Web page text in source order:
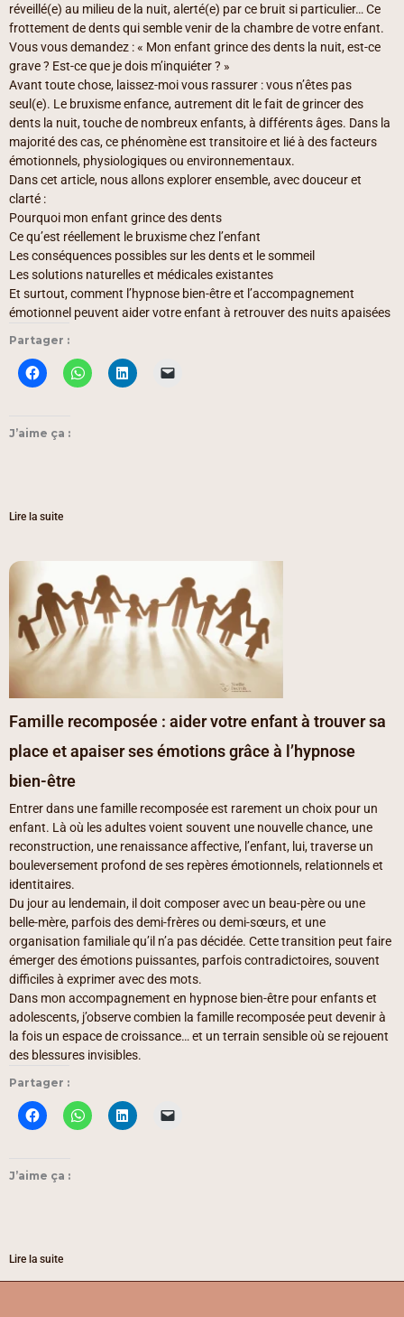
réveillé(e) au milieu de la nuit, alerté(e) par ce bruit si particulier… Ce
frottement de dents qui semble venir de la chambre de votre enfant.
Vous vous demandez : « Mon enfant grince des dents la nuit, est-ce
grave ? Est-ce que je dois m’inquiéter ? »
Avant toute chose, laissez-moi vous rassurer : vous n’êtes pas
seul(e). Le bruxisme enfance, autrement dit le fait de grincer des
dents la nuit, touche de nombreux enfants, à différents âges. Dans la
majorité des cas, ce phénomène est transitoire et lié à des facteurs
émotionnels, physiologiques ou environnementaux.
Dans cet article, nous allons explorer ensemble, avec douceur et
clarté :
Pourquoi mon enfant grince des dents
Ce qu’est réellement le bruxisme chez l’enfant
Les conséquences possibles sur les dents et le sommeil
Les solutions naturelles et médicales existantes
Et surtout, comment l’hypnose bien-être et l’accompagnement
émotionnel peuvent aider votre enfant à retrouver des nuits apaisées
Partager :
J’aime ça :
Lire la suite
Famille recomposée : aider votre enfant à trouver sa
place et apaiser ses émotions grâce à l’hypnose
bien-être
Entrer dans une famille recomposée est rarement un choix pour un
enfant. Là où les adultes voient souvent une nouvelle chance, une
reconstruction, une renaissance affective, l’enfant, lui, traverse un
bouleversement profond de ses repères émotionnels, relationnels et
identitaires.
Du jour au lendemain, il doit composer avec un beau-père ou une
belle-mère, parfois des demi-frères ou demi-sœurs, et une
organisation familiale qu’il n’a pas décidée. Cette transition peut faire
émerger des émotions puissantes, parfois contradictoires, souvent
difficiles à exprimer avec des mots.
Dans mon accompagnement en hypnose bien-être pour enfants et
adolescents, j’observe combien la famille recomposée peut devenir à
la fois un espace de croissance… et un terrain sensible où se rejouent
des blessures invisibles.
Partager :
J’aime ça :
Lire la suite